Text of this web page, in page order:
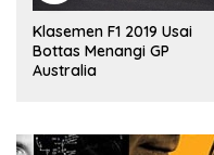
Klasemen F1 2019 Usai
Bottas Menangi GP
Australia